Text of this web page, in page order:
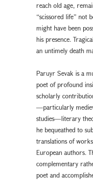
reach old age,
“scissored life” not
might have been
his presence.
an untimely death
Paruyr Sevak is a
poet of profound
scholarly
—particularly
studies—literary
he bequeathed to
translations of
European authors.
complementary
poet and